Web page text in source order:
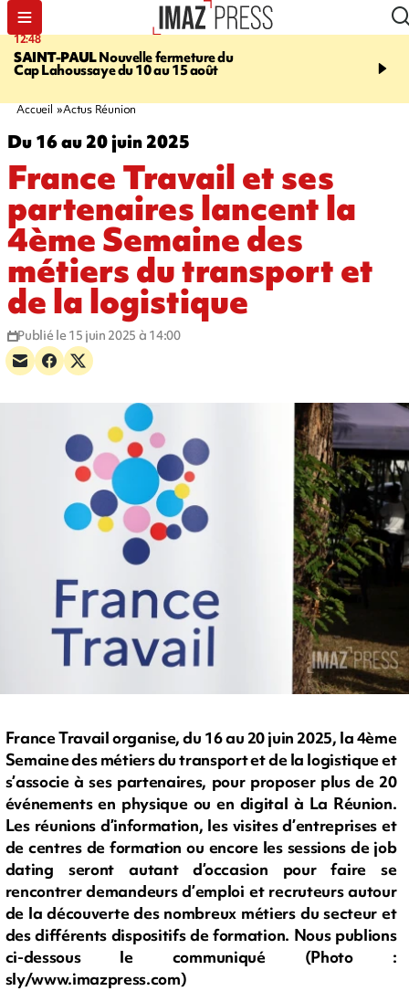
12:48
SAINT-PAULNouvelle fermeture du
Cap Lahoussaye du 10 au 15 août
14:23
massif de migrants, la
Accueil Actus Réunion
Du 16 au 20 juin 2025
France Travail et ses
partenaires lancent la
4ème Semaine des
métiers du transport et
de la logistique
Publié le 15 juin 2025 à 14:00
France Travail organise, du 16 au 20 juin 2025, la 4ème
Semaine des métiers du transport et de la logistique et
s’associe à ses partenaires, pour proposer plus de 20
événements en physique ou en digital à La Réunion.
Les réunions d’information, les visites d’entreprises et
de centres de formation ou encore les sessions de job
dating seront autant d’occasion pour faire se
rencontrer demandeurs d’emploi et recruteurs autour
de la découverte des nombreux métiers du secteur et
des différents dispositifs de formation. Nous publions
ci-dessous le communiqué (Photo :
sly/www.imazpress.com)